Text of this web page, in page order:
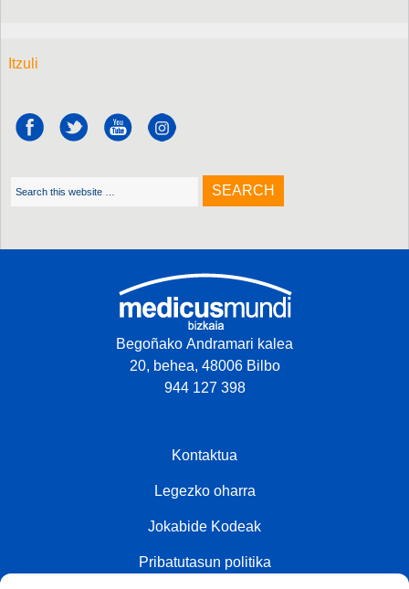
Itzuli
Begoñako Andramari kalea
20, behea, 48006 Bilbo
944 127 398
Kontaktua
Legezko oharra
Jokabide Kodeak
Pribatutasun politika